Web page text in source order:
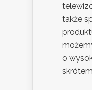
także
o